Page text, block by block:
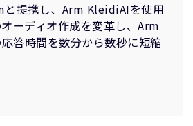
提携し、Arm KleidiAIを使用
ーディオ作成を変革し、Arm
答時間を数分から数秒に短縮